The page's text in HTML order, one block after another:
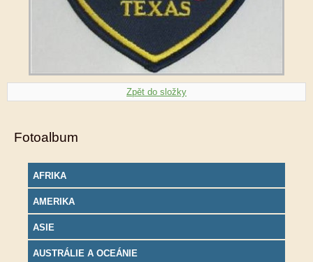
Zpět do složky
Fotoalbum
AFRIKA
AMERIKA
ASIE
AUSTRÁLIE A OCEÁNIE